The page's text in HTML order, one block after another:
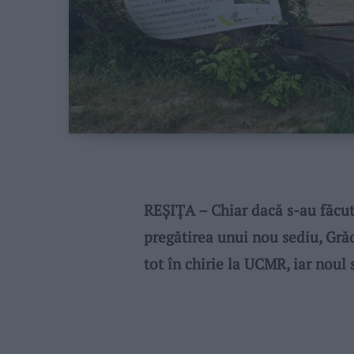
REŞIŢA – Chiar dacă s-au
pregătirea unui nou sediu,
tot în chirie la UCMR, iar